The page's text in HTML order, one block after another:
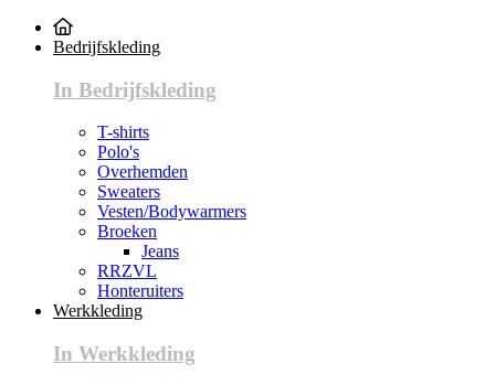
Bedrijfskleding
In Bedrijfskleding
T-shirts
Polo's
Overhemden
Sweaters
Vesten/Bodywarmers
Broeken
Jeans
RRZVL
Honteruiters
Werkkleding
In Werkkleding